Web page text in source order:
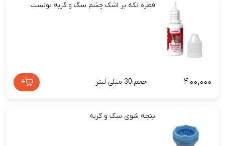
قطره لکه بر اشک چشم سگ و گربه بونست
۴۰۰,۰۰۰ حجم:30 میلی لیتر +
پنجه شوی سگ و گربه